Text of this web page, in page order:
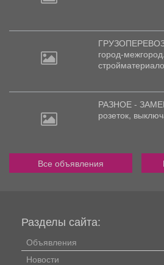
город-межгород.
РАЗНОЕ -
розеток,
Все объявления
Разделы сайта:
Объявления
Новости